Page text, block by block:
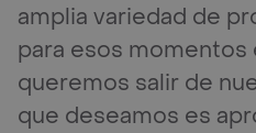
amplia variedad de
para esos momentos
queremos salir de
que deseamos es